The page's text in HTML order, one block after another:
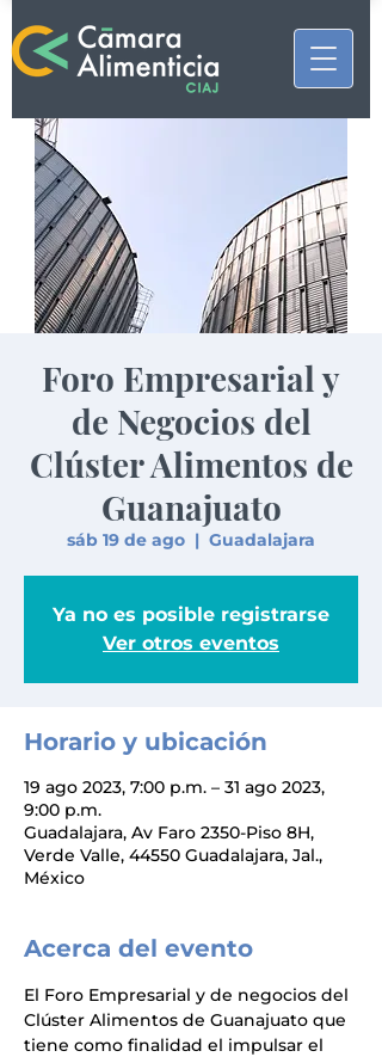
Foro Empresarial y
de Negocios del
Clúster Alimentos de
Guanajuato
sáb 19 de ago
  |
Guadalajara
Ya no es posible registrarse
Ver otros eventos
Horario y ubicación
19 ago 2023, 7:00 p.m. – 31 ago 2023,
9:00 p.m.
Guadalajara, Av Faro 2350-Piso 8H,
Verde Valle, 44550 Guadalajara, Jal.,
México
Acerca del evento
El Foro Empresarial y de negocios del
Clúster Alimentos de Guanajuato que
tiene como finalidad el impulsar el